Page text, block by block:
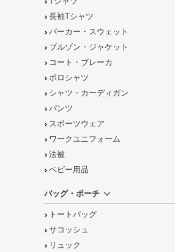
長袖Tシャツ
パーカー・スウェット
ブルゾン・ジャケット
コート・ブレーカ
ポロシャツ
シャツ・カーディガン
パンツ
スポーツウェア
ワークユニフォーム
法被
ベビー用品
バッグ・ポーチ
トートバッグ
サコッシュ
リュック